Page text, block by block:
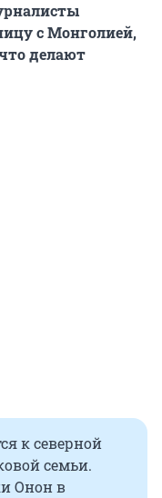
с Монголией,
делают
к северной
семьи.
Онон в